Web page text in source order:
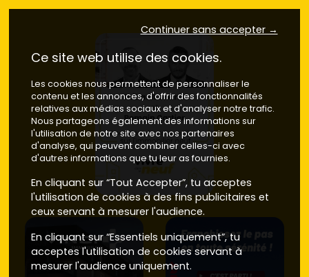
Continuer sans accepter →
Ce site web utilise des cookies.
Les cookies nous permettent de personnaliser le
contenu et les annonces, d'offrir des fonctionnalités
relatives aux médias sociaux et d'analyser notre trafic.
Nous partageons également des informations sur
l'utilisation de notre site avec nos partenaires
d'analyse, qui peuvent combiner celles-ci avec
d'autres informations que tu leur as fournies.
En cliquant sur “Tout Accepter”, tu acceptes
l'utilisation de cookies à des fins publicitaires et
ceux servant à mesurer l'audience.
En cliquant sur “Essentiels uniquement”, tu
acceptes l'utilisation de cookies servant à
mesurer l'audience uniquement.